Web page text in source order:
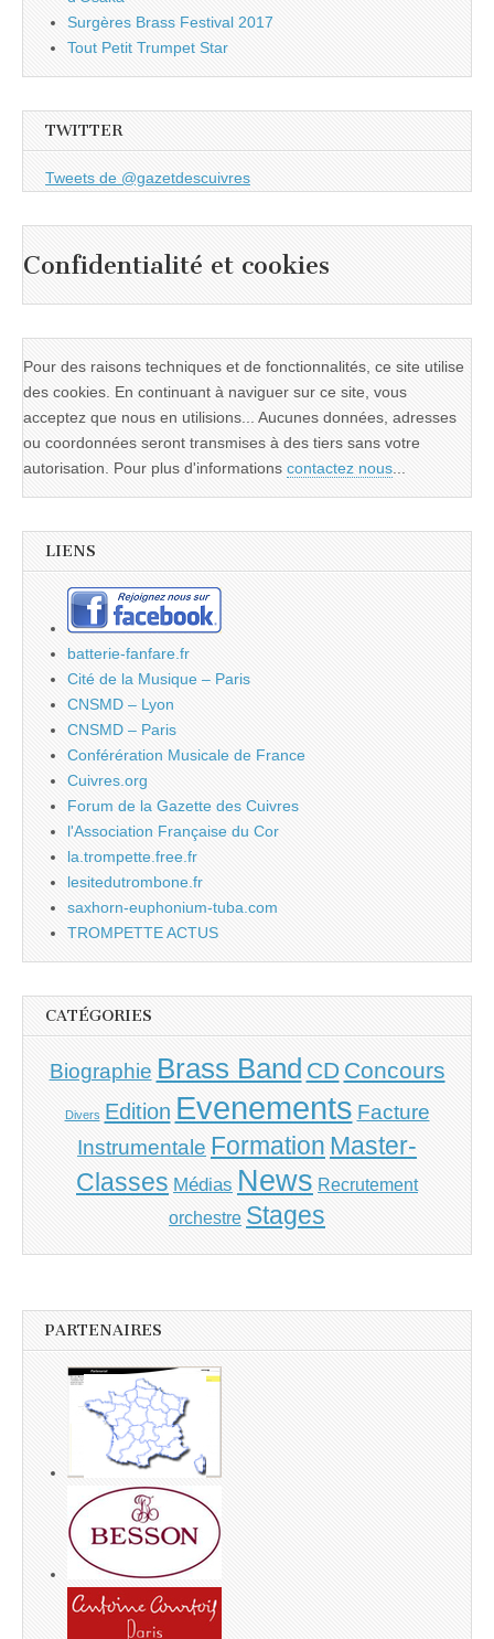
Surgères Brass Festival 2017
Tout Petit Trumpet Star
TWITTER
Tweets de @gazetdescuivres
Confidentialité et cookies
Pour des raisons techniques et de fonctionnalités, ce site utilise
des cookies. En continuant à naviguer sur ce site, vous
acceptez que nous en utilisions... Aucunes données, adresses
ou coordonnées seront transmises à des tiers sans votre
autorisation. Pour plus d'informations contactez nous
LIENS
batterie-fanfare.fr
Cité de la Musique – Paris
CNSMD – Lyon
CNSMD – Paris
Conférération Musicale de France
Cuivres.org
Forum de la Gazette des Cuivres
l'Association Française du Cor
la.trompette.free.fr
lesitedutrombone.fr
saxhorn-euphonium-tuba.com
TROMPETTE ACTUS
CATÉGORIES
Biographie Brass Band CD Concours
Divers Edition Evenements Facture
Instrumentale Formation Master-
Classes Médias News Recrutement
orchestre Stages
PARTENAIRES